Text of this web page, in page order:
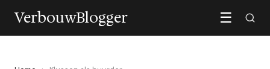
VerbouwBlogger ☰